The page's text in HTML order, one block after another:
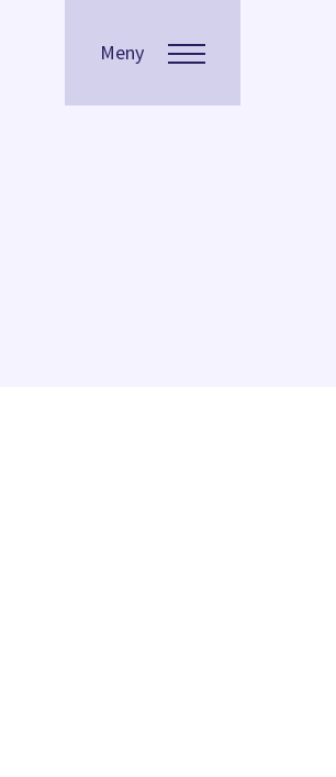
Meny